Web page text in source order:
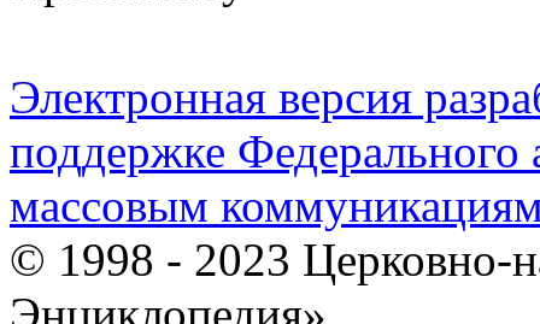
Электронная версия
поддержке Федерального
массовым
© 1998 - 2023 Церковно-
Энциклопедия».